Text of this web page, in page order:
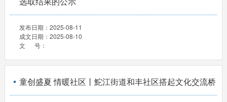
发布日期： 2025-08-11
成文日期： 2025-08-10
文 号：
童创盛夏 情暖社区丨鮀江街道和丰社区搭起文化交流桥